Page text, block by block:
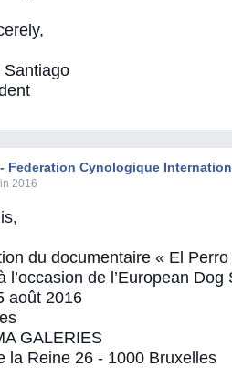
Santiago
- Federation Cynologique
2016
du documentaire « El
l’occasion de l’European Dog
août 2016
GALERIES
la Reine 26 - 1000 Bruxelles